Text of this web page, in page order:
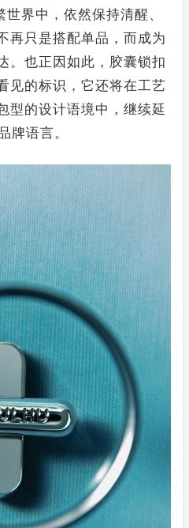
界中，依然保持清醒、
再只是搭配单品，而成为
。也正因如此，胶囊锁扣
见的标识，它还将在工艺
型的设计语境中，继续延
牌语言。